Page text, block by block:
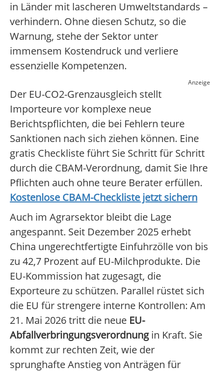
in Länder mit lascheren Umweltstandards –
verhindern. Ohne diesen Schutz, so die
Warnung, stehe der Sektor unter
immensem Kostendruck und verliere
essenzielle Kompetenzen.
Anzeige
Der EU-CO2-Grenzausgleich stellt
Importeure vor komplexe neue
Berichtspflichten, die bei Fehlern teure
Sanktionen nach sich ziehen können. Eine
gratis Checkliste führt Sie Schritt für Schritt
durch die CBAM-Verordnung, damit Sie Ihre
Pflichten auch ohne teure Berater erfüllen.
Kostenlose CBAM-Checkliste jetzt sichern
Auch im Agrarsektor bleibt die Lage
angespannt. Seit Dezember 2025 erhebt
China ungerechtfertigte Einfuhrzölle von bis
zu 42,7 Prozent auf EU-Milchprodukte. Die
EU-Kommission hat zugesagt, die
Exporteure zu schützen. Parallel rüstet sich
die EU für strengere interne Kontrollen: Am
21. Mai 2026 tritt die neue EU-
Abfallverbringungsverordnungin Kraft. Sie
kommt zur rechten Zeit, wie der
sprunghafte Anstieg von Anträgen für